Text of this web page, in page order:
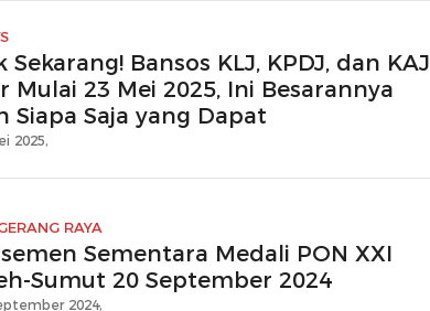
Sekarang! Bansos KLJ, KPDJ, dan KAJ
Mulai 23 Mei 2025, Ini Besarannya
Siapa Saja yang Dapat
2025,
RAYA
Sementara Medali PON XXI
Sumut 20 September 2024
2024,